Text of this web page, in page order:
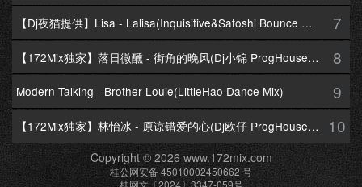
【Dj夜猫提供】Lisa - Lalisa(Inquisitive&Satoshi Bounce Mix) 7
【172Mix独家】落日微醺 - 街角的晚风(Dj小锦 ProgHouse Mix粤语女) 8
Modern Talking - Brother Louie(LittleHao Dance Mix) 9
【172Mix独家】林怡冰 - 原谅错爱的心(Dj欧仔 ProgHouse Mix粤语女) 10
Copyright © 2026 www.172mix.com
桂公网安备 45010002450662 号
桂网文〔2024〕3347-059号